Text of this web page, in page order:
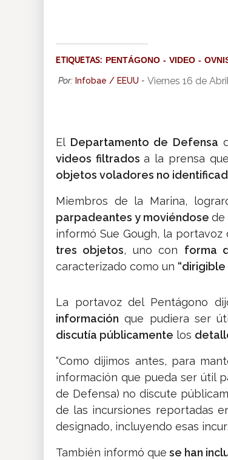
ETIQUETAS: PENTÁGONO VIDEO
Por: Infobae / EEUU - Viernes 16 de
El Departamento de Defensa
videos filtradosa la prensa
objetos voladores no
Miembros de la Marina,
parpadeantes y moviéndosede
informó Sue Gough, la
tres objetos, uno con forma
caracterizado como un “dirigible
La portavoz del Pentágono
información que pudiera ser
discutía públicamente los
“Como dijimos antes, para
información que pueda ser útil
de Defensa) no discute
de las incursiones reportadas
designado, incluyendo esas
También informó que se han